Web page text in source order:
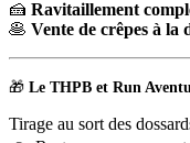
🍰 Ravitaillement
🥞 Vente de crêpes à la
🎁 Le THPB et Run
Tirage au sort des